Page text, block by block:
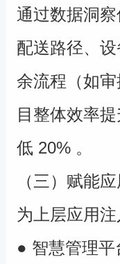
通过数据洞
配送路径、
余流程（如
目整体效率
低 20% 。
（三）赋能
为上层应用注
● 智慧管理平